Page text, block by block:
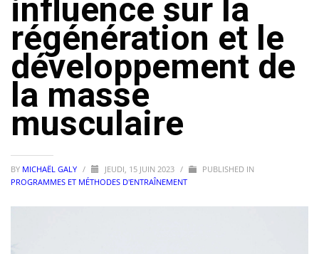
influence sur la
régénération et le
développement de
la masse
musculaire
BY MICHAËL GALY / JEUDI, 15 JUIN 2023 /
PUBLISHED IN
PROGRAMMES ET MÉTHODES D'ENTRAÎNEMENT